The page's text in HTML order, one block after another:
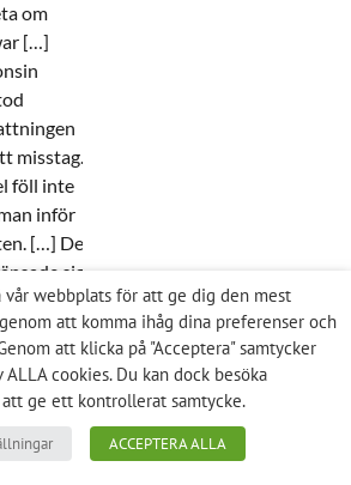
om
[…]
misstag.
föll inte
inför
[…] De
sig
denna sidan:
1
2
Next »
vår webbplats för att ge dig den mest
att komma ihåg dina preferenser och
att klicka på "Acceptera" samtycker
cookies. Du kan dock besöka
ge ett kontrollerat samtycke.
ACCEPTERA ALLA